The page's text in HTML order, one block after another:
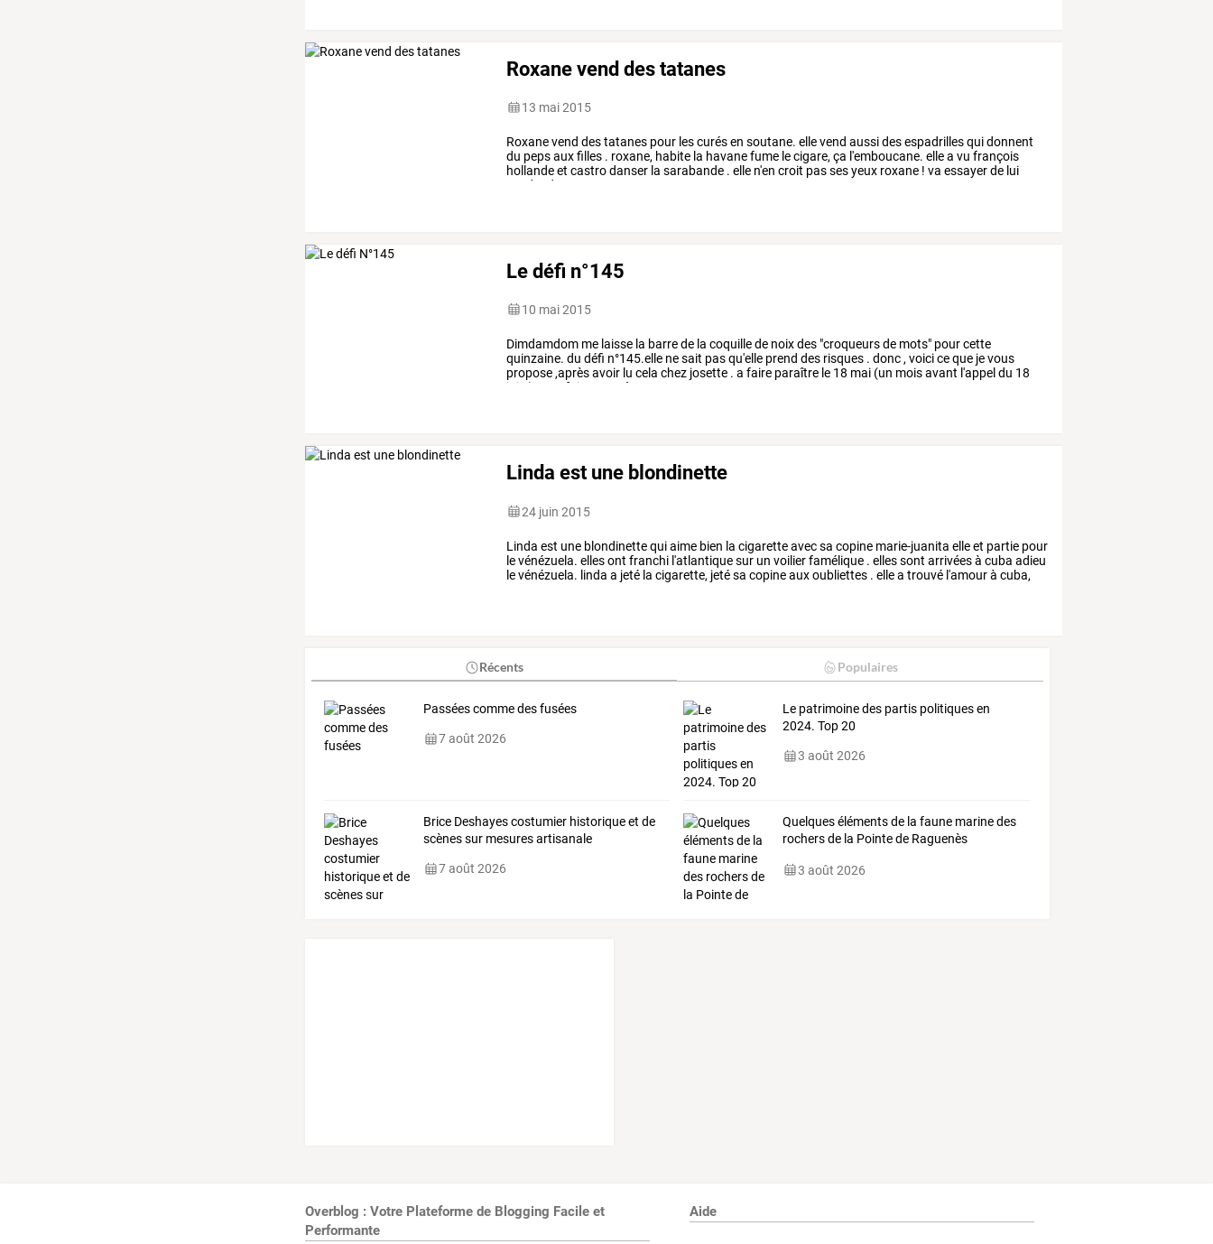
Roxane vend des tatanes
13 mai 2015
Roxanevend destatanes pour lescurésen soutane. ellevend aussidesespadrillesquidonnent
du pepsauxfilles . roxane, habite la havanefume lecigare, ça l'emboucane. ellea vu françois
hollandeet castrodanser la sarabande . elle n'en croit passesyeux roxane ! va essayerde lui
vendre
des
Le défi n°145
10 mai 2015
Dimdamdom me laisse la barrede la coquillede noixdes "croqueursde mots" pourcette
quinzaine. du défi n°145.elle nesait pasqu'elle prend des risques . donc , voiciceque jevous
propose ,aprèsavoir lu cela chez josette . a faire paraître le 18 mai (un moisavant l'appel du 18
juin
) faire poème
Linda est une blondinette
24 juin 2015
Linda est une blondinettequiaime bien la cigaretteavecsa copine marie-juanita elleet partie pour
levénézuela. ellesont franchi l'atlantiquesur un voilierfamélique . ellessont arrivéesà cuba adieu
levénézuela. linda a jeté la cigarette, jetésa copineauxoubliettes . ellea trouvé l'amourà cuba,
Récents Populaires
Passées comme des fusées
7 août 2026
Le patrimoine des partis politiques en
2024. Top 20
3 août 2026
Brice Deshayes costumier historique et de
scènes sur mesures artisanale
7 août 2026
Quelques éléments de la faune marine des
rochers de la Pointe de Raguenès
3 août 2026
Overblog : Votre Plateforme de Blogging Facile et
Performante
Aide